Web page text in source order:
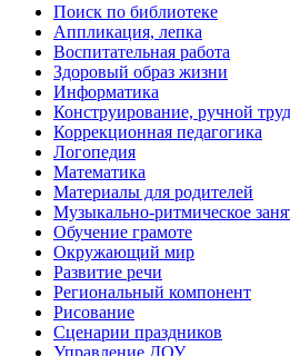
Поиск по библиотеке
Аппликация, лепка
Воспитательная работа
Здоровый образ жизни
Информатика
Конструирование, ручной труд
Коррекционная педагогика
Логопедия
Математика
Материалы для родителей
Музыкально-ритмическое
Обучение грамоте
Окружающий мир
Развитие речи
Региональный компонент
Рисование
Сценарии праздников
Управление ДОУ